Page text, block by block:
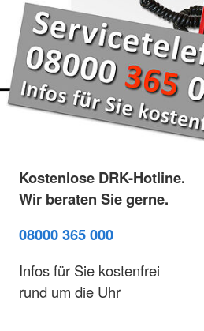
Kostenlose DRK-Hotline.
Wir beraten Sie gerne.
08000 365 000
Infos für Sie kostenfrei
rund um die Uhr